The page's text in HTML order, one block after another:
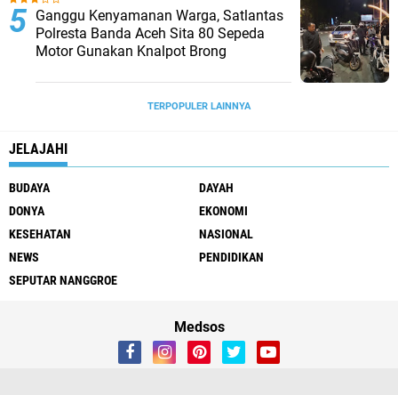
Ganggu Kenyamanan Warga, Satlantas
Polresta Banda Aceh Sita 80 Sepeda
Motor Gunakan Knalpot Brong
TERPOPULER LAINNYA
JELAJAHI
BUDAYA
DAYAH
DONYA
EKONOMI
KESEHATAN
NASIONAL
NEWS
PENDIDIKAN
SEPUTAR NANGGROE
Medsos